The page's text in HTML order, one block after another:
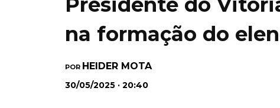
na formação do
POR HEIDER MOTA
30/05/2025 · 20:40